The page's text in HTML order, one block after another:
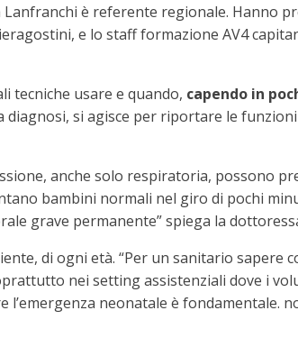
Lanfranchi è referente regionale. Hanno
e lo staff formazione AV4
tecniche usare e quando, capendo in
diagnosi, si agisce per riportare le
anche solo respiratoria, possono
bambini normali nel giro di pochi
grave permanente” spiega la
di ogni età. “Per un sanitario sapere
nei setting assistenziali dove i
l’emergenza neonatale è fondamentale.